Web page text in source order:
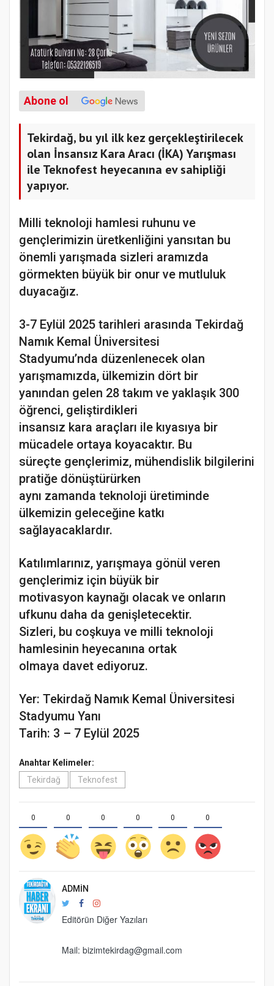
Abone ol
Tekirdağ, bu yıl ilk kez gerçekleştirilecek
olan İnsansız Kara Aracı (İKA) Yarışması
ile Teknofest heyecanına ev sahipliği
yapıyor.
Milli teknoloji hamlesi ruhunu ve
gençlerimizin üretkenliğini yansıtan bu
önemli yarışmada sizleri aramızda
görmekten büyük bir onur ve mutluluk
duyacağız.
3-7 Eylül 2025 tarihleri arasında Tekirdağ
Namık Kemal Üniversitesi
Stadyumu’nda düzenlenecek olan
yarışmamızda, ülkemizin dört bir
yanından gelen 28 takım ve yaklaşık 300
öğrenci, geliştirdikleri
insansız kara araçları ile kıyasıya bir
mücadele ortaya koyacaktır. Bu
süreçte gençlerimiz, mühendislik bilgilerini
pratiğe dönüştürürken
aynı zamanda teknoloji üretiminde
ülkemizin geleceğine katkı
sağlayacaklardır.
Katılımlarınız, yarışmaya gönül veren
gençlerimiz için büyük bir
motivasyon kaynağı olacak ve onların
ufkunu daha da genişletecektir.
Sizleri, bu coşkuya ve milli teknoloji
hamlesinin heyecanına ortak
olmaya davet ediyoruz.
Yer: Tekirdağ Namık Kemal Üniversitesi
Stadyumu Yanı
Tarih: 3 – 7 Eylül 2025
Anahtar Kelimeler:
Tekirdağ
Teknofest
0 0 0 0 0 0
ADMIN
Editörün Diğer Yazıları
Mail: bizimtekirdag@gmail.com